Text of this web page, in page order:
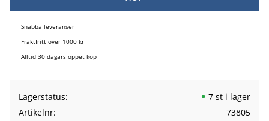
Snabba leveranser
Fraktfritt över 1000 kr
Alltid 30 dagars öppet köp
Lagerstatus
7 st i lager
Artikelnr
73805